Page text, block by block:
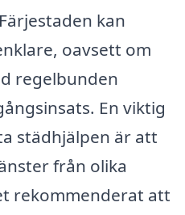
kan
oavsett om
regelbunden
En viktig
städhjälpen är att
från olika
rekommenderat att